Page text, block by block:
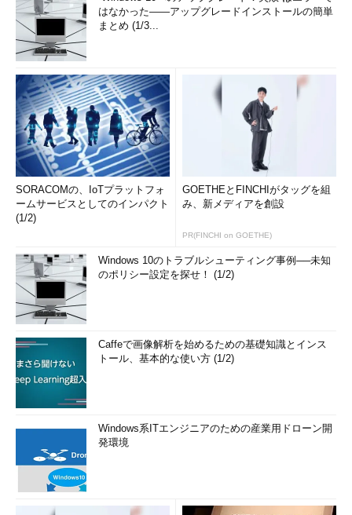
はなかった――アップグレードインストールの簡単
まとめ (1/3...
SORACOMの、IoTプラットフォ
ームサービスとしてのインパクト
(1/2)
GOETHEとFINCHIがタッグを組
み、新メディアを創設
PR(FINCHI on GOETHE)
Windows 10のトラブルシューティング事例──未知
のポリシー設定を探せ！ (1/2)
Caffeで画像解析を始めるための基礎知識とインス
トール、基本的な使い方 (1/2)
Windows系ITエンジニアのための産業用ドローン開
発環境